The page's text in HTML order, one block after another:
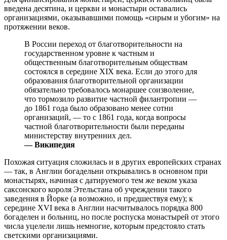
введена десятина, и церкви и монастыри оставались
организациями, оказывавшими помощь «сирым и убогим» на
протяжении веков.
В России переход от благотворительности на
государственном уровне к частным и
общественным благотворительным обществам
состоялся в середине XIX века. Если до этого для
образования благотворительной организации
обязательно требовалось монаршее соизволение,
что тормозило развитие частной филантропии —
до 1861 года было образовано менее сотни
организаций, — то с 1861 года, когда вопросы
частной благотворительности были переданы
министерству внутренних дел.
— Википедия
Похожая ситуация сложилась и в других европейских странах
— так, в Англии богадельни открывались в основном при
монастырях, начиная с датируемого тем же веком указа
саксонского короля Этельстана об учреждении такого
заведения в Йорке (а возможно, и предшествуя ему); к
середине XVI века в Англии насчитывалось порядка 800
богаделен и больниц, но после роспуска монастырей от этого
числа уцелели лишь немногие, которым предстояло стать
светскими организациями.